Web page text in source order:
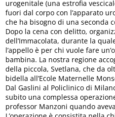
urogenitale (una estrofia
fuori dal corpo con l’apparato
che ha bisogno di una seconda
Dopo la cena con delitto,
dell’Immacolata, durante la
l’appello è per chi vuole fare
bambina. La nostra regione
della piccola, Svetlana, che da
bidella all’Ecole Maternelle
Dal Gaslini al Policlinico di
subito una complessa
professor Manzoni quando